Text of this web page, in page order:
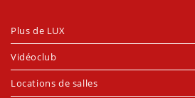
Plus de LUX
Vidéoclub
Locations de salles